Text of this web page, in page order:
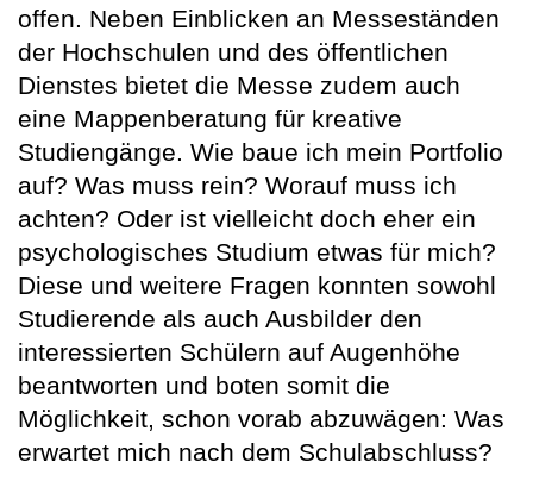
offen. Neben Einblicken an Messeständen
der Hochschulen und des öffentlichen
Dienstes bietet die Messe zudem auch
eine Mappenberatung für kreative
Studiengänge. Wie baue ich mein Portfolio
auf? Was muss rein? Worauf muss ich
achten? Oder ist vielleicht doch eher ein
psychologisches Studium etwas für mich?
Diese und weitere Fragen konnten sowohl
Studierende als auch Ausbilder den
interessierten Schülern auf Augenhöhe
beantworten und boten somit die
Möglichkeit, schon vorab abzuwägen: Was
erwartet mich nach dem Schulabschluss?